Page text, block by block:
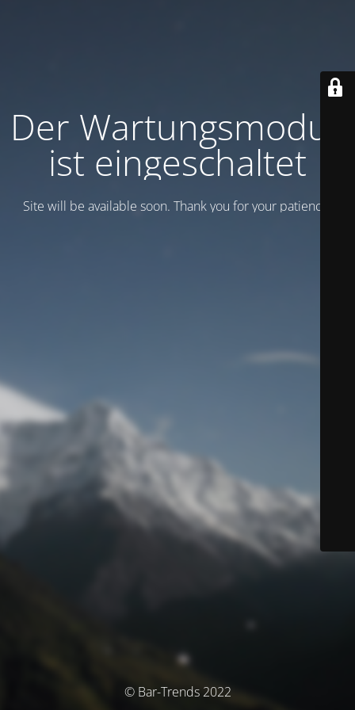
Der Wartungsmodus
ist eingeschaltet
Site will be available soon. Thank you for your patience!
© Bar-Trends 2022